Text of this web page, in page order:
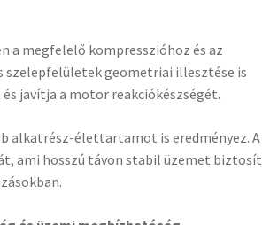
a megfelelő kompresszióhoz és az
szelepfelületek geometriai illesztése is
javítja a motor reakciókészségét.
alkatrész-élettartamot is eredményez. A
ami hosszú távon stabil üzemet biztosít